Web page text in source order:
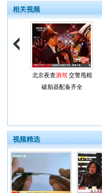
相关视频
北京夜查酒驾交警甩棍
破胎器配备齐全
视频精选